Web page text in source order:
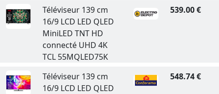
Téléviseur 139 cm
16/9 LCD LED QLED
MiniLED TNT HD
connecté UHD 4K
TCL 55MQLED75K
539.00 €
Téléviseur 139 cm
16/9 LCD LED QLED
548.74 €